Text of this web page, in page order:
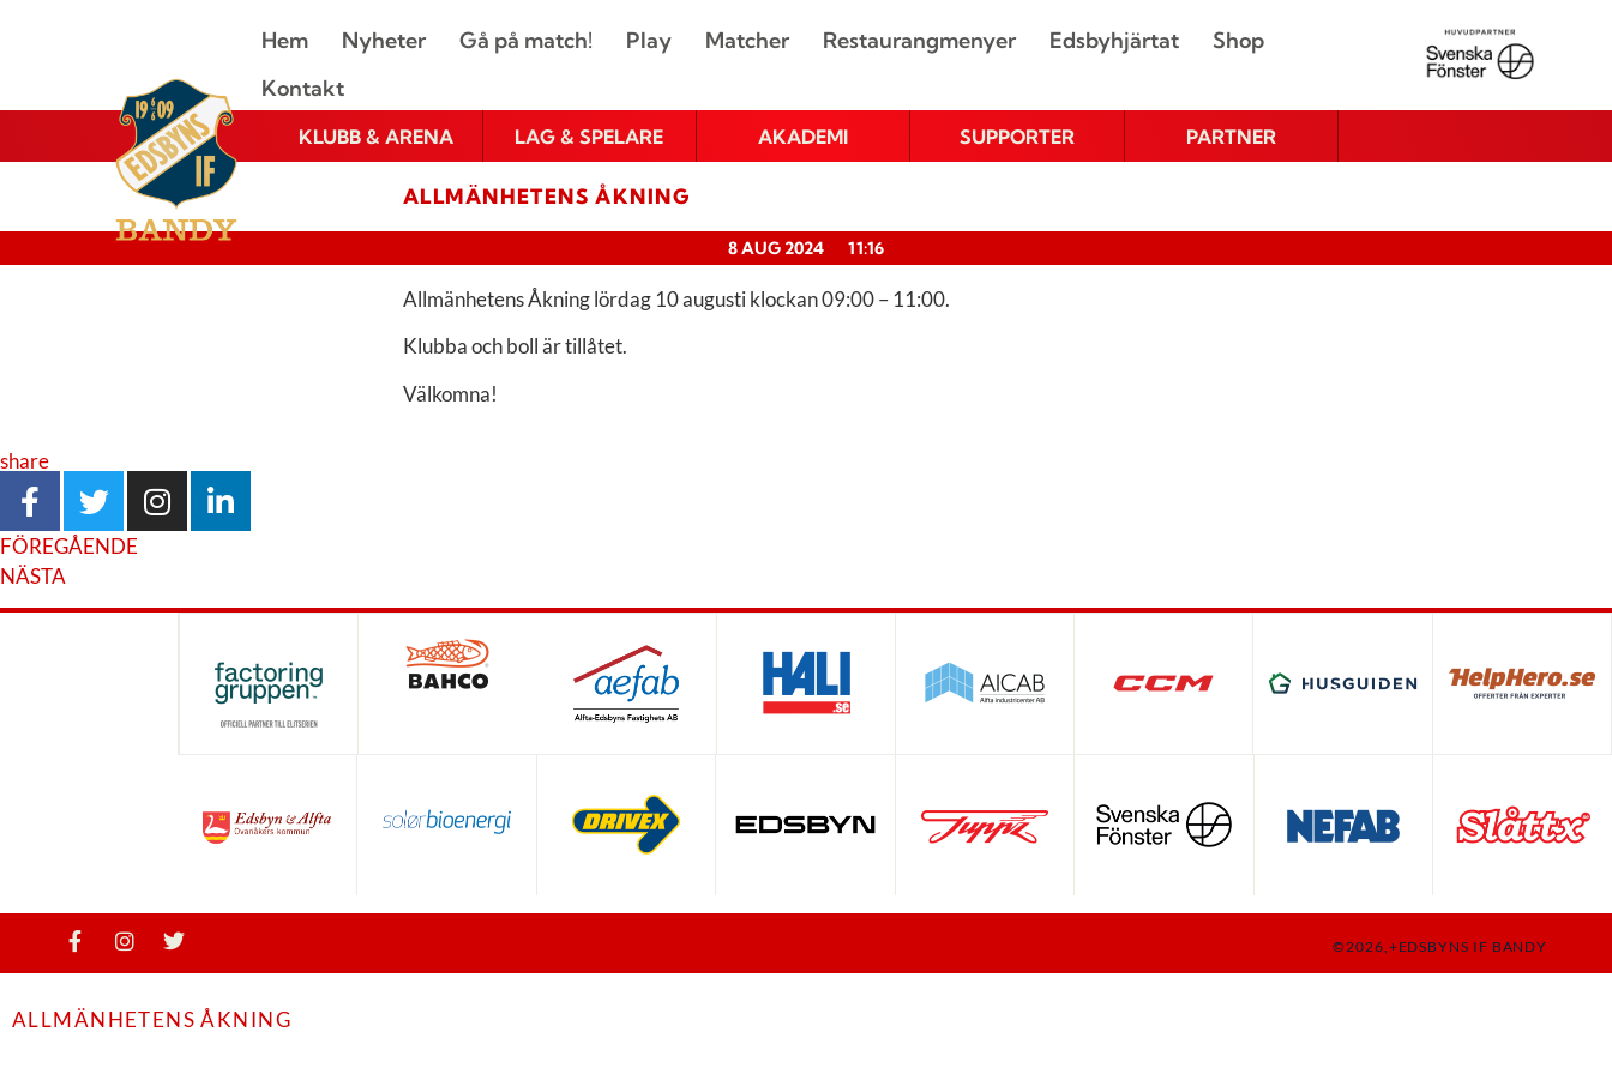
Hem Nyheter Gå på match! Play Matcher Restaurangmenyer Edsbyhjärtat
Shop
Kontakt
KLUBB & ARENA LAG & SPELARE AKADEMI SUPPORTER PARTNER
ALLMÄNHETENS ÅKNING
8 AUG 2024 11:16
Allmänhetens Åkning lördag 10 augusti klockan 09:00 – 11:00.
Klubba och boll är tillåtet.
Välkomna!
share
FÖREGÅENDE
NÄSTA
©2026,+EDSBYNS IF BANDY
ALLMÄNHETENS ÅKNING